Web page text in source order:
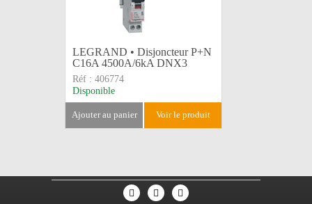
LEGRAND • Disjoncteur P+N
C16A 4500A/6kA DNX3
Réf : 406774
Disponible
ajouter au panier voir le produit